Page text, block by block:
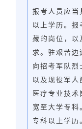
报考人员应当
以上学历。报
藏的岗位，以
求。驻艰苦边
向招考军队烈
以及现役军人
医疗专业技
宽至大学专科
专科以上学历